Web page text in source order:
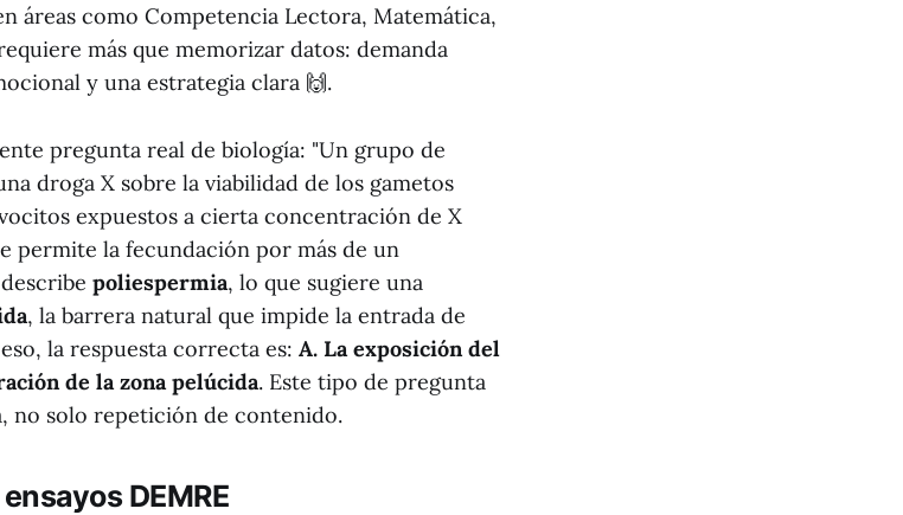
áreas como Competencia Lectora, Matemática,
más que memorizar datos: demanda
y una estrategia clara 🙌.
pregunta real de biología: "Un grupo de
droga X sobre la viabilidad de los gametos
expuestos a cierta concentración de X
permite la fecundación por más de un
poliespermia, lo que sugiere una
, la barrera natural que impide la entrada de
la respuesta correcta es: A. La exposición del
de la zona pelúcida. Este tipo de pregunta
no solo repetición de contenido.
DEMRE